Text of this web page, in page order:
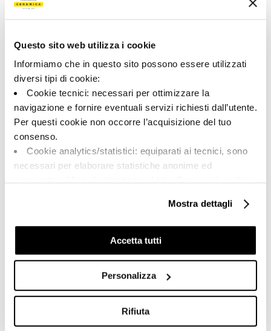
Questo sito web utilizza i cookie
Informiamo che in questo sito possono essere utilizzati
diversi tipi di cookie:
Cookie tecnici: necessari per ottimizzare la
navigazione e fornire eventuali servizi richiesti dall’utente.
Per questi cookie non occorre l’acquisizione del tuo
consenso.
Cookie analytics/statistici: equiparati ai tecnici, sono
necessari per elaborare statistiche anonime ed
Cookie di profilazione/marketing: sono utilizzati, solo
previo tuo consenso, per esaminare le tue abitudini di
navigazione e mostrarti quindi avvisi pubblicitari mirati, in
linea con le tue preferenze.
cookie di profilazione, selezionando uno dei bottoni sotto
riportati. Puoi avere maggiori dettagli visionando
l’Informativa estesa cookie. La chiusura del presente
banner comporterà il permanere dei soli cookie tecnici ed
Mostra dettagli
Accetta tutti
Personalizza
Rifiuta
186854 | ONI AR6 120 LP
Коллекция
00715
Синий
Типология:
Фон
Формат:
Лаппатированный
Внешний вид поверхности:
Глянцевый
Разнотон:
Share: